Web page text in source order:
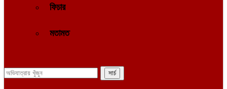
ফিচার
মতামত